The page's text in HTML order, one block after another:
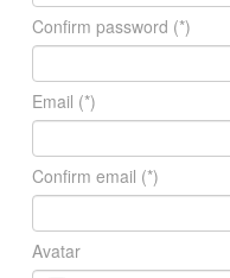
Confirm password (*)
Email (*)
Confirm email (*)
Avatar